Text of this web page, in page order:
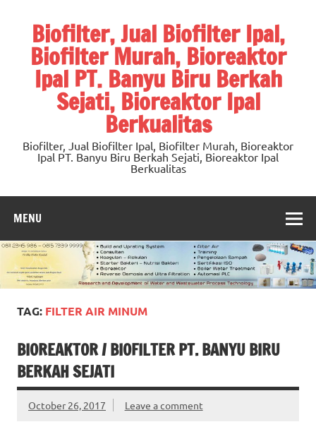
contentBiofilter, Jual Biofilter Ipal,
Biofilter Murah, Bioreaktor
Ipal PT. Banyu Biru Berkah
Sejati, Bioreaktor Ipal
Berkualitas
Biofilter, Jual Biofilter Ipal, Biofilter Murah, Bioreaktor
Ipal PT. Banyu Biru Berkah Sejati, Bioreaktor Ipal
Berkualitas
MENU
TAG: FILTER AIR MINUM
BIOREAKTOR / BIOFILTER PT. BANYU BIRU
BERKAH SEJATI
October 26, 2017 Leave a comment